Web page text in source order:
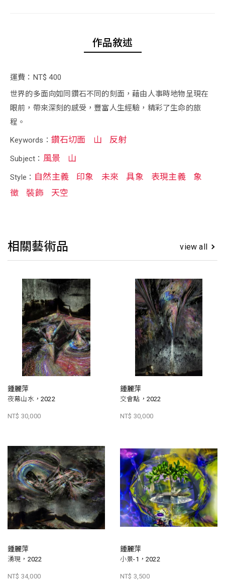
作品敘述
運費：NT$ 400
世界的多面向如同鑽石不同的刻面，藉由人事時地物呈現在
眼前，帶來深刻的感受，豐富人生經驗，精彩了生命的旅
程。
Keywords： 鑽石切面 山 反射
Subject： 風景 山
Style： 自然主義 印象 未來 具象 表現主義
象
徵
裝飾 天空
相關藝術品 view all
鍾麗萍
夜幕山水，2022
NT$ 30,000
鍾麗萍
交會點，2022
NT$ 30,000
鍾麗萍
湧現，2022
NT$ 34,000
鍾麗萍
小景-1，2022
NT$ 3,500